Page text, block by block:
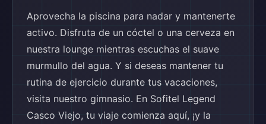
Aprovecha la piscina para nadar y mantenerte
activo. Disfruta de un cóctel o una cerveza en
nuestra lounge mientras escuchas el suave
murmullo del agua. Y si deseas mantener tu
rutina de ejercicio durante tus vacaciones,
visita nuestro gimnasio. En Sofitel Legend
Casco Viejo, tu viaje comienza aquí, ¡y la